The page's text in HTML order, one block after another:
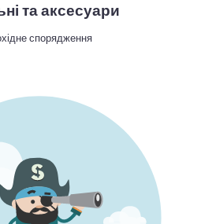
та аксесуари
спорядження